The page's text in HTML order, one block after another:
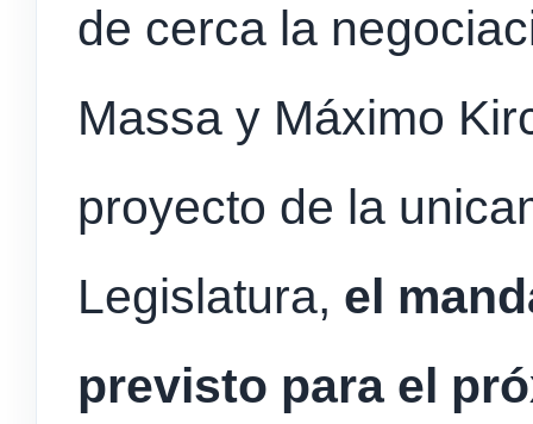
de cerca la
Massa y Máximo
proyecto de la
Legislatura, el
previsto para el